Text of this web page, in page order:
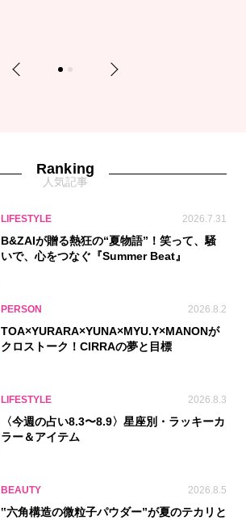
Previous 1 2 Next
Ranking
人気記事
LIFESTYLE 2026.7.31
B&ZAIが贈る熱狂の“夏物語”！笑って、騒
いで、心をつなぐ『Summer Beat』
PERSON 2026.8.2
TOA×YURARA×YUNA×MYU.Y×MANONが
クロストーク！CIRRAの夢と目標
LIFESTYLE 2026.8.3
〈今週の占い8.3〜8.9〉星座別・ラッキーカ
ラー＆アイテム
BEAUTY 2026.8.5
‟六角構造の微粒子パウダー”が夏のテカリと